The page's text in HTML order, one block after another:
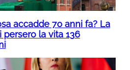
accadde 70 anni fa? La
persero la vita 136